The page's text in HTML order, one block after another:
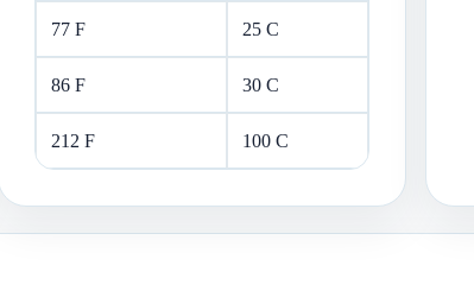
77 F 25 C
86 F 30 C
212 F 100 C